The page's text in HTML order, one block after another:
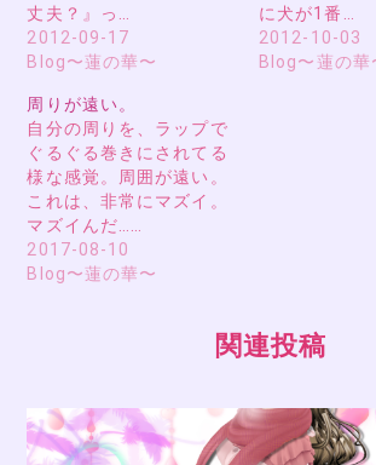
丈夫？』っ…
2012-09-17
Blog〜蓮の華〜
に犬が1番…
2012-10-03
Blog〜蓮の華
周りが遠い。
自分の周りを、ラップで
ぐるぐる巻きにされてる
様な感覚。周囲が遠い。
これは、非常にマズイ。
マズイんだ……
2017-08-10
Blog〜蓮の華〜
関連投稿